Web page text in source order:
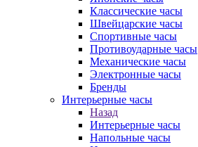
Классические часы
Швейцарские часы
Спортивные часы
Противоударные часы
Механические часы
Электронные часы
Бренды
Интерьерные часы
Назад
Интерьерные часы
Напольные часы